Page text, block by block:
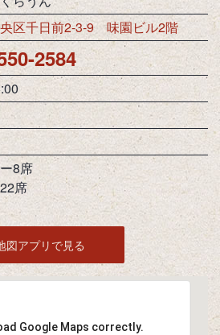
区千日前2-3-9 味園ビル2階
2584
8席
席
図アプリで見る
Google Maps correctly.